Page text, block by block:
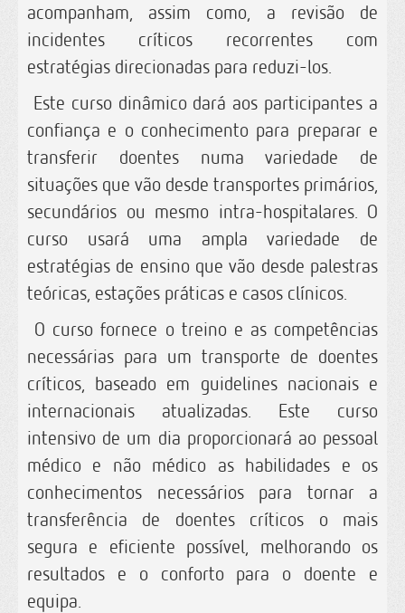
acompanham, assim como, a revisão de
incidentes críticos recorrentes com
estratégias direcionadas para reduzi-los.
Este curso dinâmico dará aos participantes a
confiança e o conhecimento para preparar e
transferir doentes numa variedade de
situações que vão desde transportes primários,
secundários ou mesmo intra-hospitalares. O
curso usará uma ampla variedade de
estratégias de ensino que vão desde palestras
teóricas, estações práticas e casos clínicos.
O curso fornece o treino e as competências
necessárias para um transporte de doentes
críticos, baseado em guidelines nacionais e
internacionais atualizadas. Este curso
intensivo de um dia proporcionará ao pessoal
médico e não médico as habilidades e os
conhecimentos necessários para tornar a
transferência de doentes críticos o mais
segura e eficiente possível, melhorando os
resultados e o conforto para o doente e
equipa.